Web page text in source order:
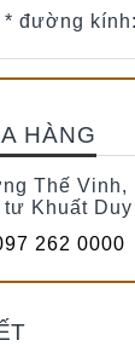
đường
HÀNG
Thế
tư Khuất
262 0000